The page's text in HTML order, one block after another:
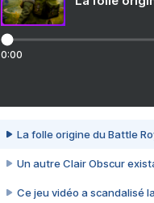
0:00
La folle origine du Battle
Un autre Clair Obscur
Ce jeu vidéo a scandalisé